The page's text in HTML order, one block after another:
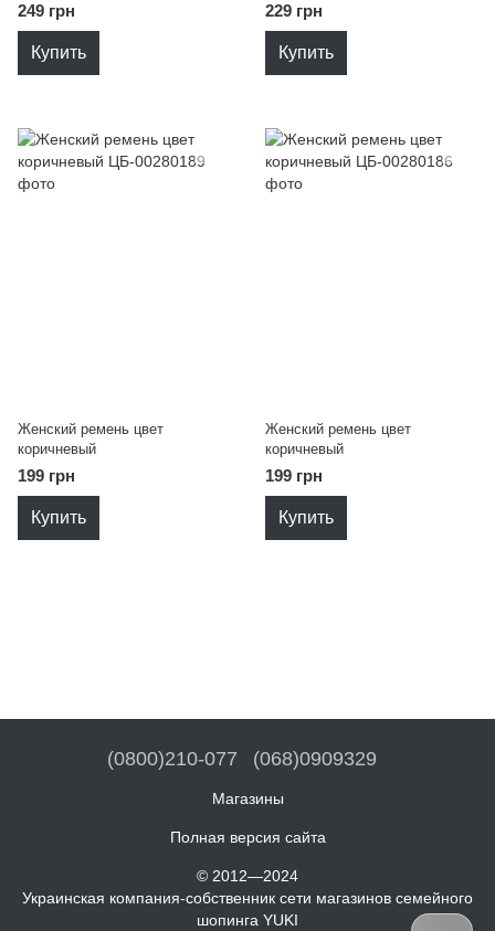
249 грн
Купить
229 грн
Купить
Женский ремень цвет
коричневый
199 грн
Купить
Женский ремень цвет
коричневый
199 грн
Купить
(0800)210-077 (068)0909329
Магазины
Полная версия сайта
© 2012—2024
Украинская компания-собственник сети магазинов семейного
шопинга YUKI